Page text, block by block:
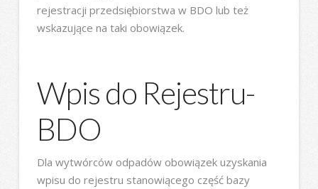
rejestracji przedsiębiorstwa w BDO lub też
wskazujące na taki obowiązek.
Wpis do Rejestru-
BDO
Dla wytwórców odpadów obowiązek uzyskania
wpisu do rejestru stanowiącego część bazy